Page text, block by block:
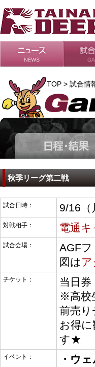
日程・結
シーズン
TOP > 試合情
秋季リーグ第二戦
試合日時： 9/16（
対戦相手： 電通
試合会場：
AGF
図は
チケット：
当日
※高校
前売り
お得
す★
イベント：
・ウ